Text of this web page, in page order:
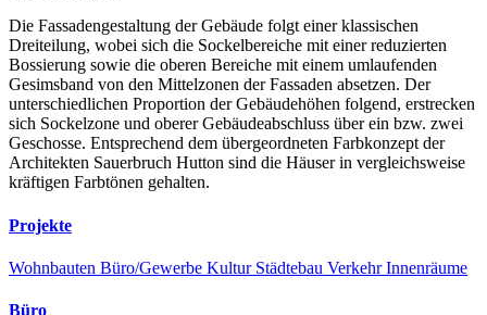
Die Fassadengestaltung der Gebäude folgt einer klassischen
Dreiteilung, wobei sich die Sockelbereiche mit einer reduzierten
Bossierung sowie die oberen Bereiche mit einem umlaufenden
Gesimsband von den Mittelzonen der Fassaden absetzen. Der
unterschiedlichen Proportion der Gebäudehöhen folgend, erstrecken
sich Sockelzone und oberer Gebäudeabschluss über ein bzw. zwei
Geschosse. Entsprechend dem übergeordneten Farbkonzept der
Architekten Sauerbruch Hutton sind die Häuser in vergleichsweise
kräftigen Farbtönen gehalten.
Projekte
Wohnbauten Büro/Gewerbe Kultur Städtebau VerkehrInnenräume
Büro